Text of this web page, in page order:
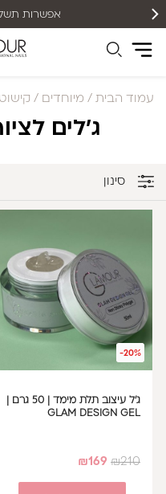
אפשרות תשלום עד
עמוד הבית / מיוחדים /
ג'לים
סינון
-20%
ג'ל עיצוב תלת מימד | 50 גרם |
GLAM DESIGN GEL
₪210
₪169